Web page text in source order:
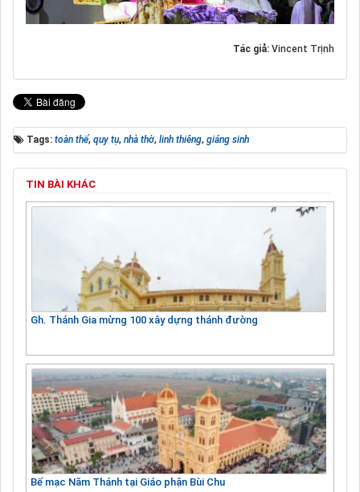
Tác giả: Vincent Trịnh
Tags: toàn thể, quy tụ, nhà thờ, linh thiêng, giáng sinh
TIN BÀI KHÁC
Gh. Thánh Gia mừng 100 xây dựng thánh đường
Bế mạc Năm Thánh tại Giáo phận Bùi Chu